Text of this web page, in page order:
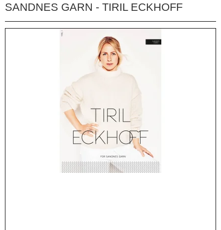
SANDNES GARN - TIRIL ECKHOFF